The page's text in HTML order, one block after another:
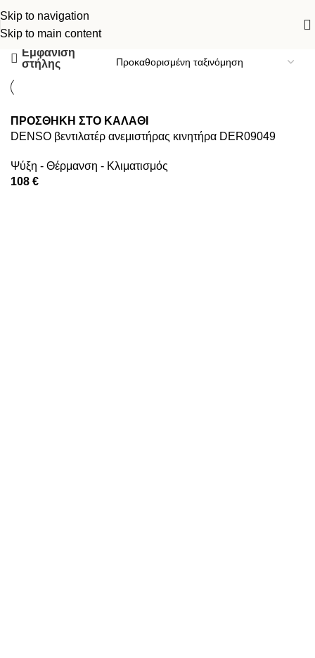
Skip to navigation
Skip to main content
Κατηγορίες
Εμφάνιση
στήλης
ΠΡΟΣΘΉΚΗ ΣΤΟ ΚΑΛΆΘΙ
DENSO βεντιλατέρ ανεμιστήρας κινητήρα DER09049
Ψύξη - Θέρμανση - Κλιματισμός
108 €